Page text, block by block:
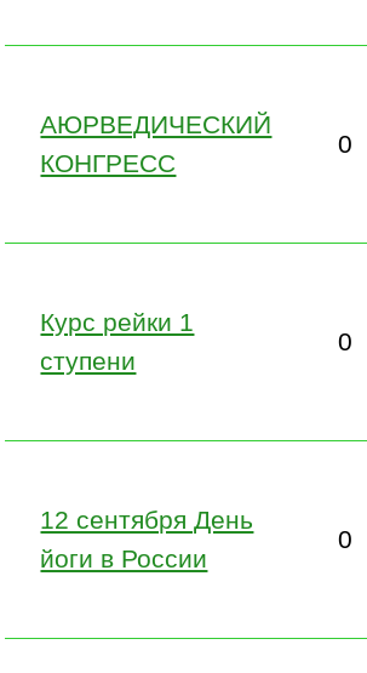
АЮРВЕДИЧЕСКИЙ
КОНГРЕСС
0
Курс рейки 1
ступени
0
12 сентября День
йоги в России
0